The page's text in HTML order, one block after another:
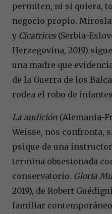
permiten, ni si quiera,
negocio propio.
y Cicatrices(Serbia-
Herzegovina, 2019)
una madre que
de la Guerra de los
rodea el robo de
La audición (Alemania-
Weisse, nos confronta,
psique de una
termina obsesionada
conservatorio. Gloria
2019), de Robert
familiar